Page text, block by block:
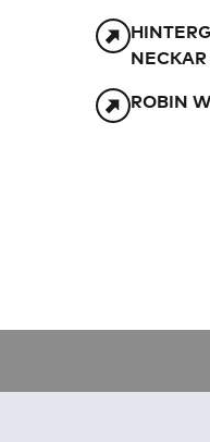
NECKAR
ROBIN